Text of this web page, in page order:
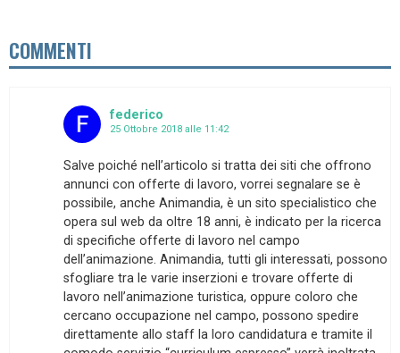
COMMENTI
federico
25 Ottobre 2018 alle 11:42
Salve poiché nell’articolo si tratta dei siti che offrono
annunci con offerte di lavoro, vorrei segnalare se è
possibile, anche Animandia, è un sito specialistico che
opera sul web da oltre 18 anni, è indicato per la ricerca
di specifiche offerte di lavoro nel campo
dell’animazione. Animandia, tutti gli interessati, possono
sfogliare tra le varie inserzioni e trovare offerte di
lavoro nell’animazione turistica, oppure coloro che
cercano occupazione nel campo, possono spedire
direttamente allo staff la loro candidatura e tramite il